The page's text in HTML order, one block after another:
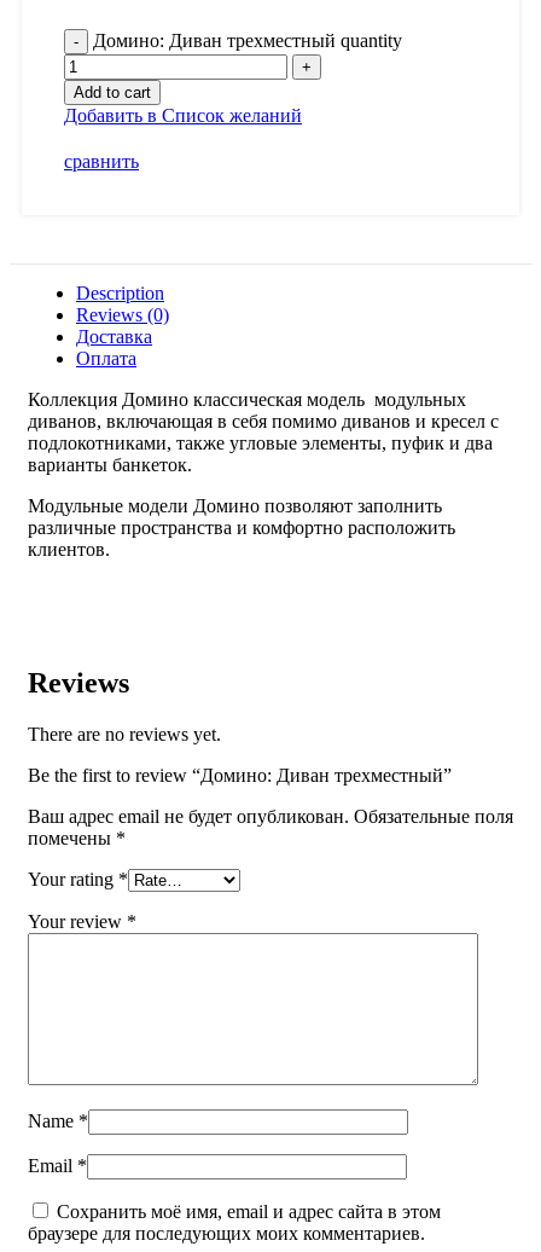
Домино: Диван трехместный quantity
Add to cart
Добавить в Список желаний
сравнить
Description
Reviews (0)
Доставка
Оплата
Коллекция Домино классическая модель модульных
диванов, включающая в себя помимо диванов и кресел с
подлокотниками, также угловые элементы, пуфик и два
варианты банкеток.
Модульные модели Домино позволяют заполнить
различные пространства и комфортно расположить
клиентов.
Reviews
There are no reviews yet.
Be the first to review “Домино: Диван трехместный”
Ваш адрес email не будет опубликован. Обязательные поля
помечены *
Your rating *
Your review *
Name *
Email *
Сохранить моё имя, email и адрес сайта в этом
браузере для последующих моих комментариев.